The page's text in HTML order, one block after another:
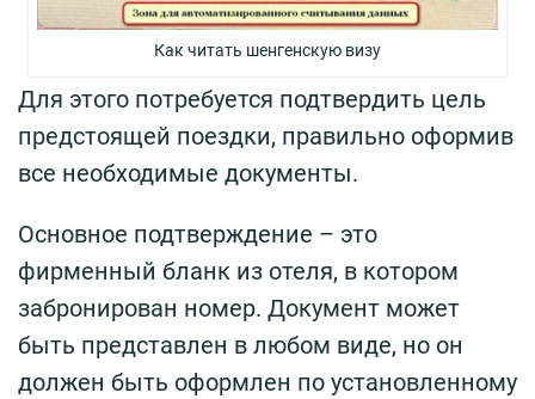
Как читать шенгенскую визу
Для этого потребуется подтвердить цель
предстоящей поездки, правильно оформив
все необходимые документы.
Основное подтверждение – это
фирменный бланк из отеля, в котором
забронирован номер. Документ может
быть представлен в любом виде, но он
должен быть оформлен по установленному